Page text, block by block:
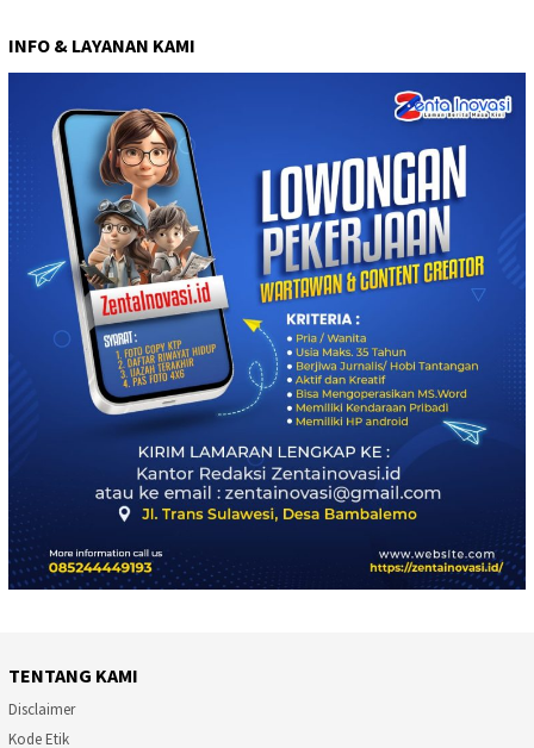
INFO & LAYANAN KAMI
TENTANG KAMI
Disclaimer
Kode Etik